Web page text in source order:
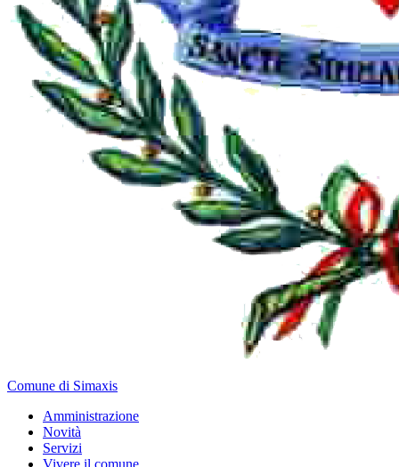
Comune di Simaxis
Amministrazione
Novità
Servizi
Vivere il comune